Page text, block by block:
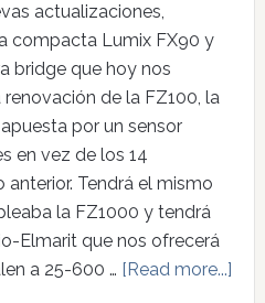
actualizaciones,
compacta Lumix FX90 y
bridge que hoy nos
de la FZ100, la
por un sensor
en vez de los 14
Tendrá el mismo
la FZ1000 y tendrá
Elmarit que nos ofrecerá
a 25-600 … [Read more...]